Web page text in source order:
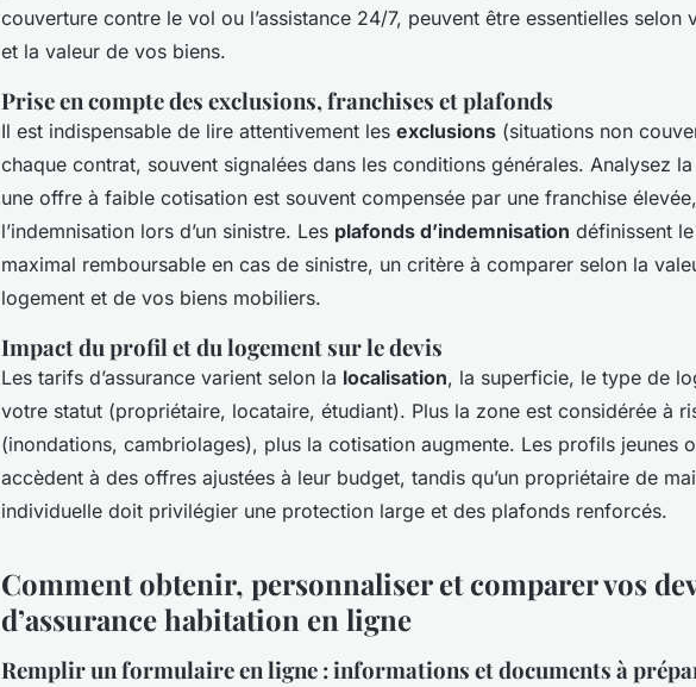
couverture contre le vol ou l’assistance 24/7, peuvent être essentielles selon
et la valeur de vos biens.
Prise en compte des exclusions, franchises et plafonds
Il est indispensable de lire attentivement les exclusions (situations non
chaque contrat, souvent signalées dans les conditions générales. Analysez la
une offre à faible cotisation est souvent compensée par une franchise
l’indemnisation lors d’un sinistre. Les plafonds d’indemnisation définissent
maximal remboursable en cas de sinistre, un critère à comparer selon la
logement et de vos biens mobiliers.
Impact du profil et du logement sur le devis
Les tarifs d’assurance varient selon la localisation, la superficie, le type de
votre statut (propriétaire, locataire, étudiant). Plus la zone est considérée à
(inondations, cambriolages), plus la cotisation augmente. Les profils jeunes
accèdent à des offres ajustées à leur budget, tandis qu’un propriétaire de
individuelle doit privilégier une protection large et des plafonds renforcés.
Comment obtenir, personnaliser et comparer vos
d’assurance habitation en ligne
Remplir un formulaire en ligne : informations et documents à